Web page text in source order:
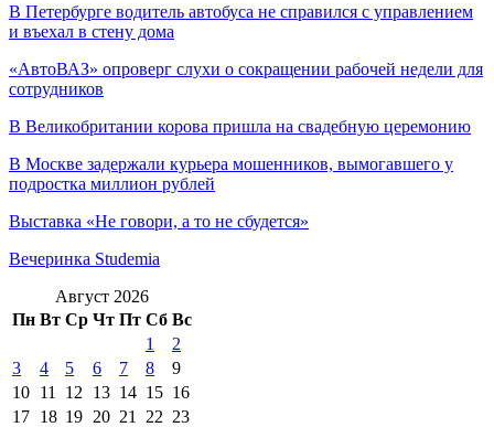
В Петербурге водитель автобуса не справился с управлением
и въехал в стену дома
«АвтоВАЗ» опроверг слухи о сокращении рабочей недели для
сотрудников
В Великобритании корова пришла на свадебную церемонию
В Москве задержали курьера мошенников, вымогавшего у
подростка миллион рублей
Выставка «Не говори, а то не сбудется»
Вечеринка Studemia
Август 2026
Пн Вт Ср Чт Пт Сб Вс
1
2
3
4 5 6 7 8
9
10 11 12 13 14 15 16
17 18 19 20 21 22 23